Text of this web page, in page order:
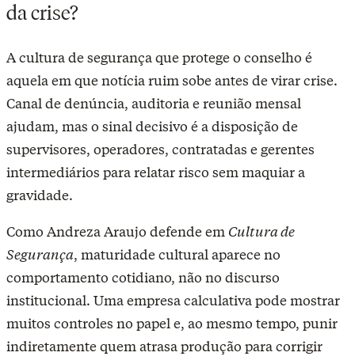
da crise?
A cultura de segurança que protege o conselho é
aquela em que notícia ruim sobe antes de virar crise.
Canal de denúncia, auditoria e reunião mensal
ajudam, mas o sinal decisivo é a disposição de
supervisores, operadores, contratadas e gerentes
intermediários para relatar risco sem maquiar a
gravidade.
Como Andreza Araujo defende em Cultura de
Segurança, maturidade cultural aparece no
comportamento cotidiano, não no discurso
institucional. Uma empresa calculativa pode mostrar
muitos controles no papel e, ao mesmo tempo, punir
indiretamente quem atrasa produção para corrigir